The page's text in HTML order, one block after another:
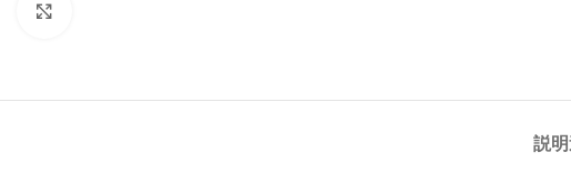
説明